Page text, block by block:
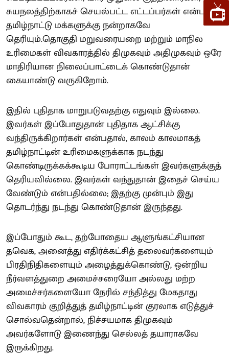
சுயநலத்திற்காகச் செயல்பட்ட எட்டப்பர்கள் என்பது
தமிழ்நாட்டு மக்களுக்கு நன்றாகவே
தெரியும்.தொகுதி மறுவரையறை மற்றும் மாநில
உரிமைகள் விவகாரத்தில் திமுகவும் அதிமுகவும் ஒரே
மாதிரியான நிலைப்பாட்டைக் கொண்டுதான்
கையாண்டு வருகிறோம்.
இதில் புதிதாக மாறுபடுவதற்கு எதுவும் இல்லை.
இவர்கள் இப்போதுதான் புதிதாக ஆட்சிக்கு
வந்திருக்கிறார்கள் என்பதால், காலம் காலமாகத்
தமிழ்நாட்டின் உரிமைகளுக்காக நடந்து
கொண்டிருக்கக்கூடிய போராட்டங்கள் இவர்களுக்குத்
தெரியவில்லை. இவர்கள் வந்துதான் இதைச் செய்ய
வேண்டும் என்பதில்லை; இதற்கு முன்பும் இது
தொடர்ந்து நடந்து கொண்டுதான் இருந்தது.
இப்போதும் கூட, தற்போதைய ஆளுங்கட்சியான
தவெக, அனைத்து எதிர்க்கட்சித் தலைவர்களையும்
பிரதிநிதிகளையும் அழைத்துக்கொண்டு, ஒன்றிய
நீர்வளத்துறை அமைச்சரையோ அல்லது மற்ற
அமைச்சர்களையோ நேரில் சந்தித்து மேகதாது
விவகாரம் குறித்துத் தமிழ்நாட்டின் குரலாக எடுத்துச்
சொல்வதென்றால், நிச்சயமாக திமுகவும்
அவர்களோடு இணைந்து செல்லத் தயாராகவே
இருக்கிறது.